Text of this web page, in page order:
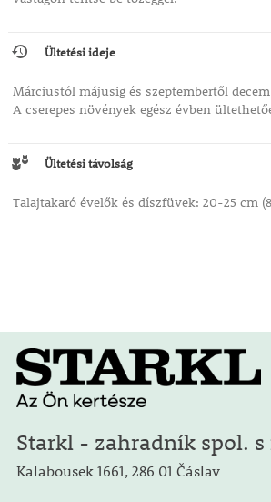
Ültetési ideje
Márciustól májusig és szeptembertől
A cserepes növények egész évben
Ültetési távolság
Talajtakaró évelők és díszfüvek: 20-25 cm
Starkl - zahradník spol. s
Kalabousek 1661, 286 01 Čáslav